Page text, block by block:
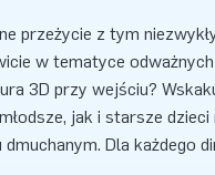
przeżycie z tym
w tematyce
3D przy wejściu?
jak i starsze dzieci
Dla każdego